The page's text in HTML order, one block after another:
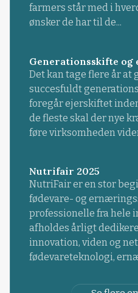
farmers står med i
ønsker de har til de...
Generationsskifte og
Det kan tage flere år at
succesfuldt
foregår ejerskiftet
de fleste skal der nye
føre virksomheden
Nutrifair 2025
NutriFair er en stor
fødevare- og
professionelle fra hele
afholdes årligt
innovation, viden og
fødevareteknologi,